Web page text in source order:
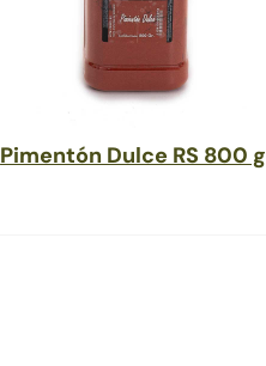
Pimentón Dulce RS 800 g